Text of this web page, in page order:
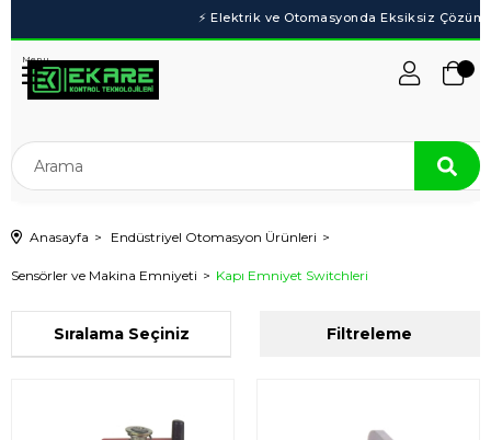
Menu
Anasayfa Endüstriyel Otomasyon Ürünleri
Sensörler ve Makina Emniyeti Kapı Emniyet Switchleri
Filtreleme
Sıralama